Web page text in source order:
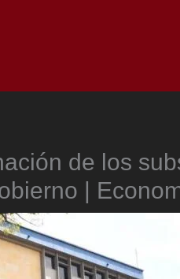
de los
|